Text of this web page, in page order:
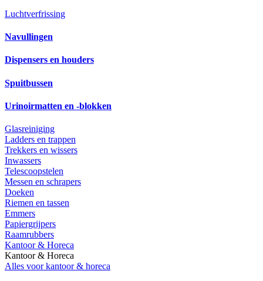
Luchtverfrissing
Navullingen
Dispensers en houders
Spuitbussen
Urinoirmatten en -blokken
Glasreiniging
Ladders en trappen
Trekkers en wissers
Inwassers
Telescoopstelen
Messen en schrapers
Doeken
Riemen en tassen
Emmers
Papiergrijpers
Raamrubbers
Kantoor & Horeca
Kantoor & Horeca
Alles voor kantoor & horeca